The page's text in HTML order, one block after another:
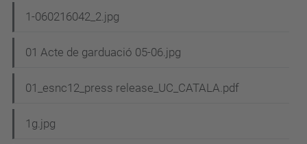
1-060216042_2.jpg
01 Acte de garduació 05-06.jpg
01_esnc12_press release_UC_CATALA.pdf
1g.jpg